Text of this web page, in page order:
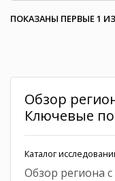
ПОКАЗАНЫ ПЕРВЫЕ 1
Обзор
Ключевые
Каталог
Обзор региона